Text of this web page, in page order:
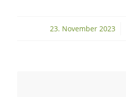
23. November 2023
/